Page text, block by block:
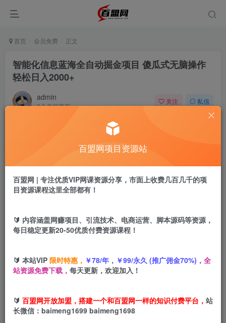
首页 会员免费 正文
智能化信息蓝海全自动掘金项目 傻瓜式无脑操作
轻松日入2000+
admin
9个月前更新
关注 私信
盟币 9.9
立即购买
一个小众蓝海项目，类似于天眼查询，通过正规途径接口使
百盟网项目资源站
百盟网 | 专注优质VIP网课资源分享，市面上收费几百几千的项
目资源课程这里全部都有！
🔰 内容涵盖网赚项目、引流技术、电商运营、脚本源码等资源，
每日稳定更新20-50优质付费资源课程！
🔰 本站VIP 限时特惠， ￥78/年，￥99/永久 (推广佣金70%)， 全
站资源免费下载， 每天更新，欢迎加入！
🔰 百盟网开放加盟，搭建一个和百盟网一样的知识付费平台， 站
长微信：baimeng1699 baimeng1698